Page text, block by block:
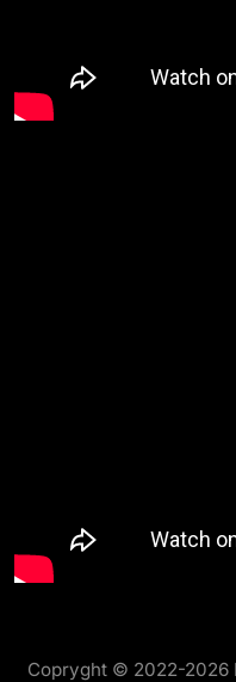
Copryght © 2022-2026